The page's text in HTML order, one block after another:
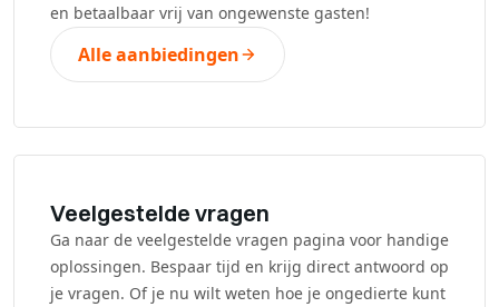
en betaalbaar vrij van ongewenste gasten!
Alle aanbiedingen
Veelgestelde vragen
Ga naar de veelgestelde vragen pagina voor handige
oplossingen. Bespaar tijd en krijg direct antwoord op
je vragen. Of je nu wilt weten hoe je ongedierte kunt